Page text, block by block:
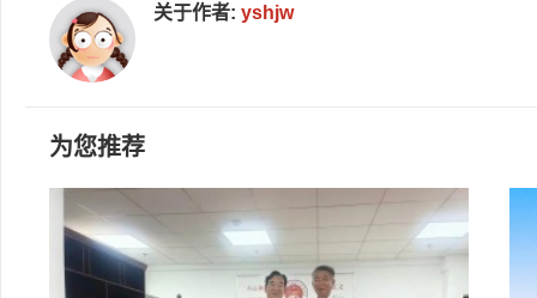
关于作者: yshjw
为您推荐